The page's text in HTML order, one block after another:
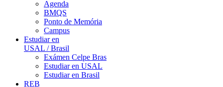
Agenda
BMQS
Ponto de Memória
Campus
Estudiar en
USAL / Brasil
Exámen Celpe Bras
Estudiar en USAL
Estudiar en Brasil
REB